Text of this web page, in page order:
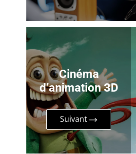
Cinéma
d’animation 3D
Suivant